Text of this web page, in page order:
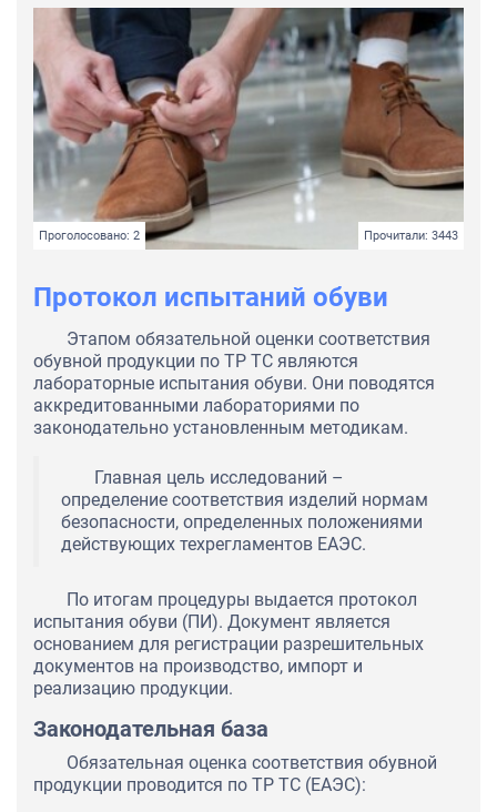
Проголосовано: 2 Прочитали: 3443
Протокол испытаний обуви
Этапом обязательной оценки соответствия
обувной продукции по ТР ТС являются
лабораторные испытания обуви. Они поводятся
аккредитованными лабораториями по
законодательно установленным методикам.
Главная цель исследований –
определение соответствия изделий нормам
безопасности, определенных положениями
действующих техрегламентов ЕАЭС.
По итогам процедуры выдается протокол
испытания обуви (ПИ). Документ является
основанием для регистрации разрешительных
документов на производство, импорт и
реализацию продукции.
Законодательная база
Обязательная оценка соответствия обувной
продукции проводится по ТР ТС (ЕАЭС):